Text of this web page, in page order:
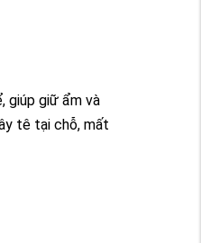
giúp giữ ẩm và
tê tại chỗ, mất